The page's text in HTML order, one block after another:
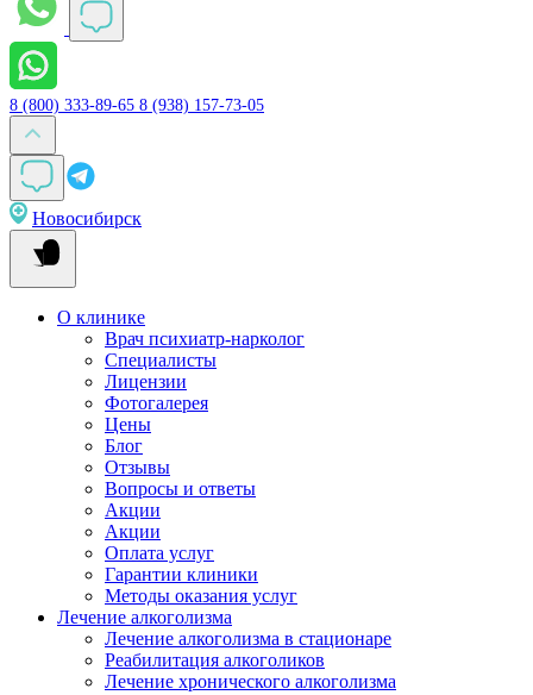
8 (800) 333-89-65 8 (938) 157-73-05
Новосибирск
О клинике
Врач психиатр-нарколог
Специалисты
Лицензии
Фотогалерея
Цены
Блог
Отзывы
Вопросы и ответы
Акции
Акции
Оплата услуг
Гарантии клиники
Методы оказания услуг
Лечение алкоголизма
Лечение алкоголизма в стационаре
Реабилитация алкоголиков
Лечение хронического алкоголизма